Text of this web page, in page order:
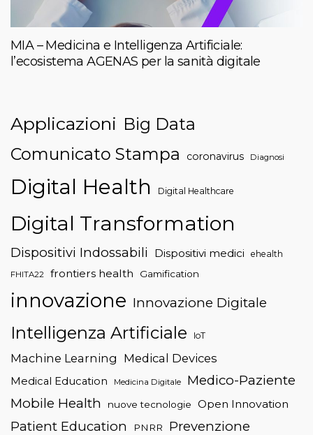
MIA – Medicina e Intelligenza Artificiale:
l’ecosistema AGENAS per la sanità digitale
Applicazioni Big Data
Comunicato Stampa
coronavirus Diagnosi
Digital Health Digital Healthcare
Digital Transformation
Dispositivi Indossabili Dispositivi medici ehealth
FHITA22 frontiers health Gamification
innovazione Innovazione Digitale
Intelligenza Artificiale IoT
Machine Learning Medical Devices
Medical Education Medicina Digitale
Medico-Paziente
Mobile Health
nuove tecnologie Open Innovation
Patient Education PNRR
Prevenzione